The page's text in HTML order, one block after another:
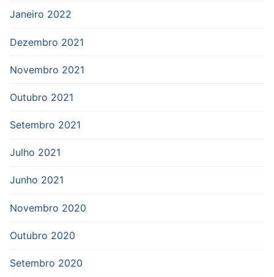
Janeiro 2022
Dezembro 2021
Novembro 2021
Outubro 2021
Setembro 2021
Julho 2021
Junho 2021
Novembro 2020
Outubro 2020
Setembro 2020